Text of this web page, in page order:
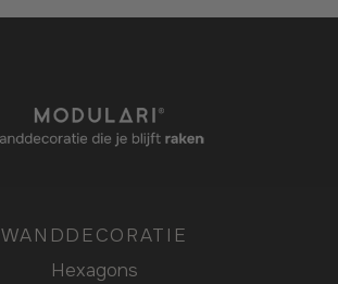
WANDDECORATIE
Hexagons